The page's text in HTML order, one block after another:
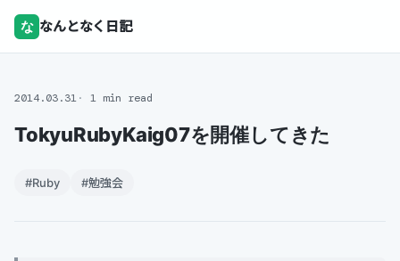
な なんとなく日記
2014.03.31 1 min read
TokyuRubyKaig07を開催してきた
#Ruby #勉強会